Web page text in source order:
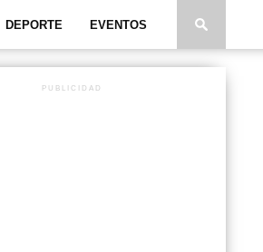
DEPORTE EVENTOS
PUBLICIDAD